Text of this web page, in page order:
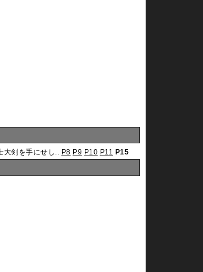
大剣を手にせし.. P8 P9 P10 P11 P15